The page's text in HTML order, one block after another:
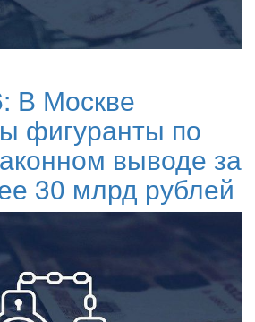
В Москве
фигуранты по
выводе за
30 млрд рублей